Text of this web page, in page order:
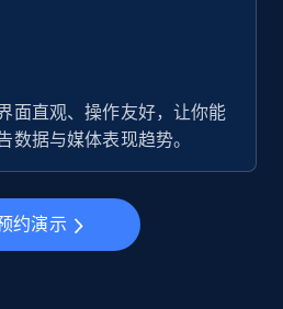
Find new products by
URL
Gtin,
urls, Top reviews, and
立即开始
面直观、操作友好，让你能
数据与媒体表现趋势。
约演示